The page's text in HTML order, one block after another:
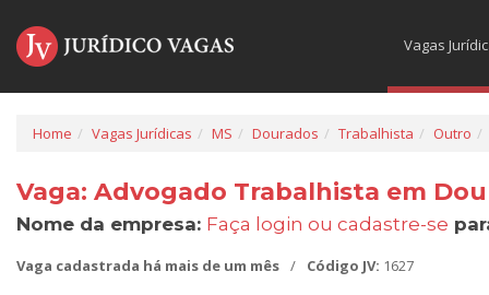
Vagas
Home Vagas Jurídicas MS Dourados Trabalhista Outro
Vaga: Advogado Trabalhista em
Nome da empresa: Faça login ou cadastre-se
Vaga cadastrada há mais de um mês / Código JV: 1627